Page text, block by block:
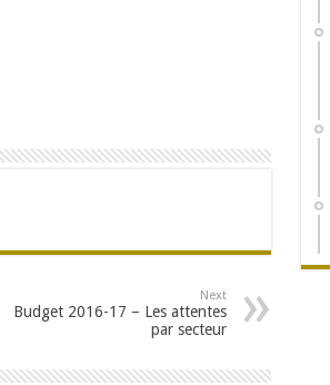
Next
Budget 2016-17 – Les attentes
par secteur